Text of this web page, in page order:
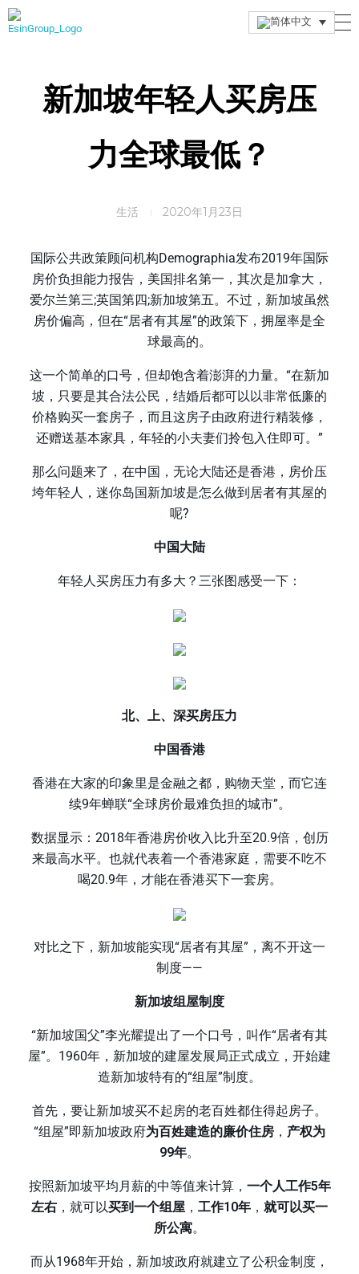
新加坡年轻人买房压
力全球最低？
2020年1月23日
生活
国际公共政策顾问机构Demographia发布2019年国际
房价负担能力报告，美国排名第一，其次是加拿大，
爱尔兰第三;英国第四;新加坡第五。不过，新加坡虽然
房价偏高，但在“居者有其屋”的政策下，拥屋率是全
球最高的。
这一个简单的口号，但却饱含着澎湃的力量。“在新加
坡，只要是其合法公民，结婚后都可以以非常低廉的
价格购买一套房子，而且这房子由政府进行精装修，
还赠送基本家具，年轻的小夫妻们拎包入住即可。”
那么问题来了，在中国，无论大陆还是香港，房价压
垮年轻人，迷你岛国新加坡是怎么做到居者有其屋的
呢?
中国大陆
年轻人买房压力有多大？三张图感受一下：
北、上、深买房压力
中国香港
香港在大家的印象里是金融之都，购物天堂，而它连
续9年蝉联“全球房价最难负担的城市”。
数据显示：2018年香港房价收入比升至20.9倍，创历
来最高水平。也就代表着一个香港家庭，需要不吃不
喝20.9年，才能在香港买下一套房。
对比之下，新加坡能实现“居者有其屋”，离不开这一
制度——
新加坡组屋制度
“新加坡国父”李光耀提出了一个口号，叫作“居者有其
屋”。1960年，新加坡的建屋发展局正式成立，开始建
造新加坡特有的“组屋”制度。
首先，要让新加坡买不起房的老百姓都住得起房子。
“组屋”即新加坡政府为百姓建造的廉价住房 ， 产权为
99年。
按照新加坡平均月薪的中等值来计算， 一个人工作5年
左右 ，就可以买到一个组屋 ， 工作10年 ， 就可以买一
所公寓。
而从1968年开始，新加坡政府就建立了公积金制度，